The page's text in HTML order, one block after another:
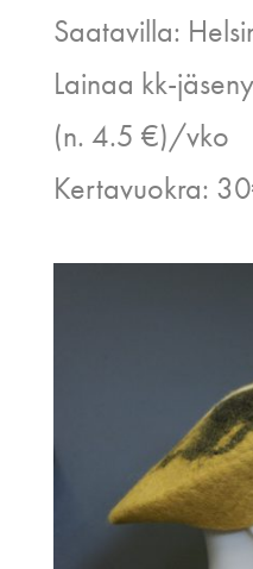
Saatavilla:
Lainaa kk-
(n. 4.5 €)/vko
Kertavuokra: